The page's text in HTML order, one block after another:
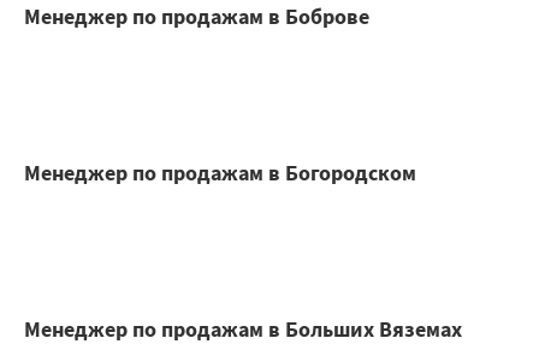
Менеджер по продажам в Боброве
Менеджер по продажам в Богородском
Менеджер по продажам в Больших Вяземах